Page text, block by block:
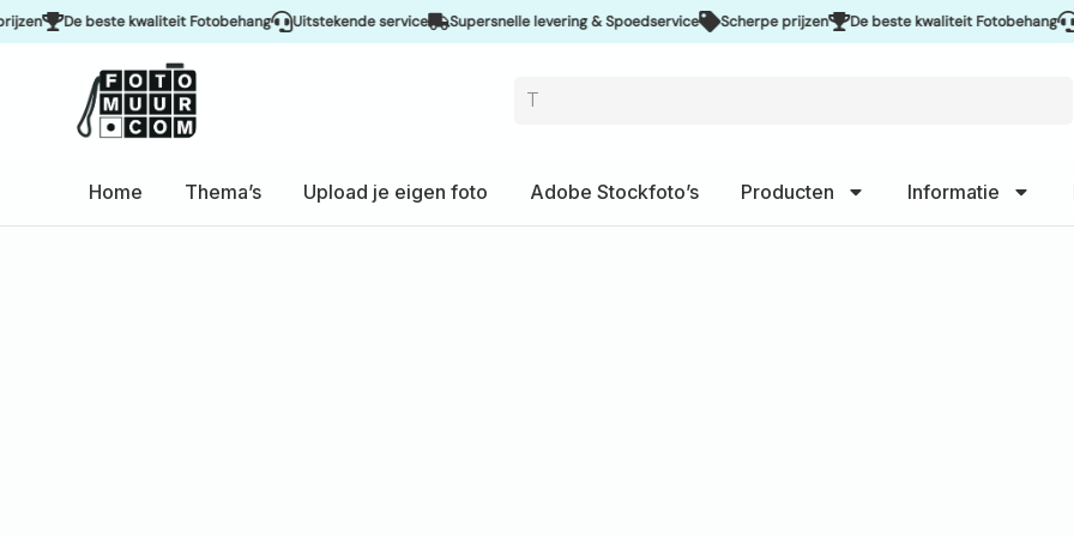
De beste kwaliteit Fotobehang Uitstekende service Supersnelle levering & Spoedservice Scherpe prijzen De beste kwaliteit Fotobehang
Home Thema’s Upload je eigen foto Adobe Stockfoto’s Producten Informatie